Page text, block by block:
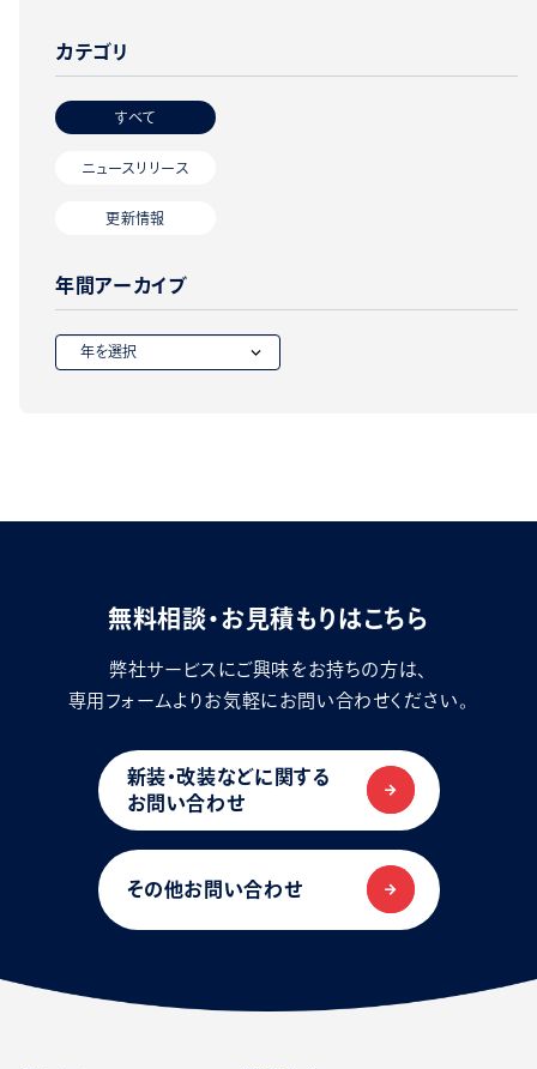
カテゴリ
すべて
ニュースリリース
更新情報
年間アーカイブ
無料相談・お見積もりはこちら
弊社サービスにご興味をお持ちの方は、
専用フォームよりお気軽にお問い合わせください。
新装・改装などに関する
お問い合わせ
その他お問い合わせ